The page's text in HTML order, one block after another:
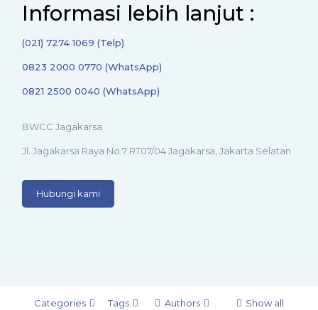
Informasi lebih lanjut :
(021) 7274 1069 (Telp)
0823 2000 0770 (WhatsApp)
0821 2500 0040 (WhatsApp)
BWCC Jagakarsa
Jl. Jagakarsa Raya No.7 RT07/04 Jagakarsa, Jakarta Selatan
Hubungi kami
Categories Tags Authors Show all